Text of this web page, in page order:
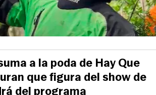
a la poda de Hay Que
que figura del show de
del programa